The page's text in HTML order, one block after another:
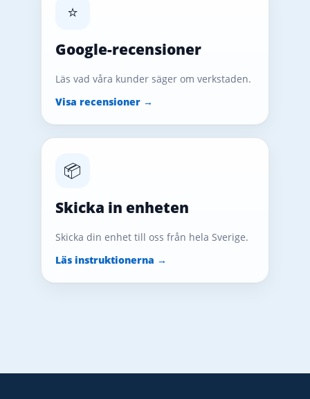
⭐
Google-recensioner
Läs vad våra kunder säger om verkstaden.
Visa recensioner →
📦
Skicka in enheten
Skicka din enhet till oss från hela Sverige.
Läs instruktionerna →